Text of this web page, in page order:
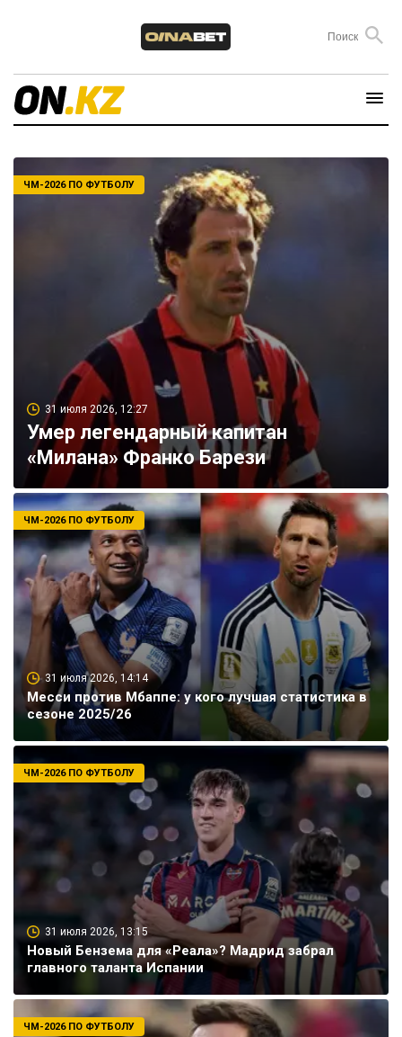
31 июля 2026, 12:27
Умер легендарный капитан
«Милана» Франко Барези
ЧМ-2026 ПО ФУТБОЛУ
31 июля 2026, 14:14
Месси против Мбаппе: у кого лучшая статистика в
сезоне 2025/26
ЧМ-2026 ПО ФУТБОЛУ
31 июля 2026, 13:15
Новый Бензема для «Реала»? Мадрид забрал
главного таланта Испании
ЧМ-2026 ПО ФУТБОЛУ
ЧМ-2026 ПО ФУТБОЛУ